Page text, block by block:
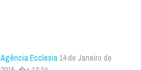
Agência Ecclesia 14 de Janeiro de